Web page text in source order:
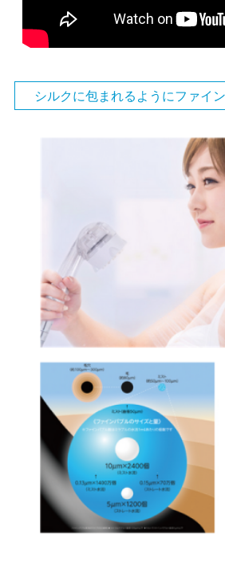
シルクに包まれるようにファイ